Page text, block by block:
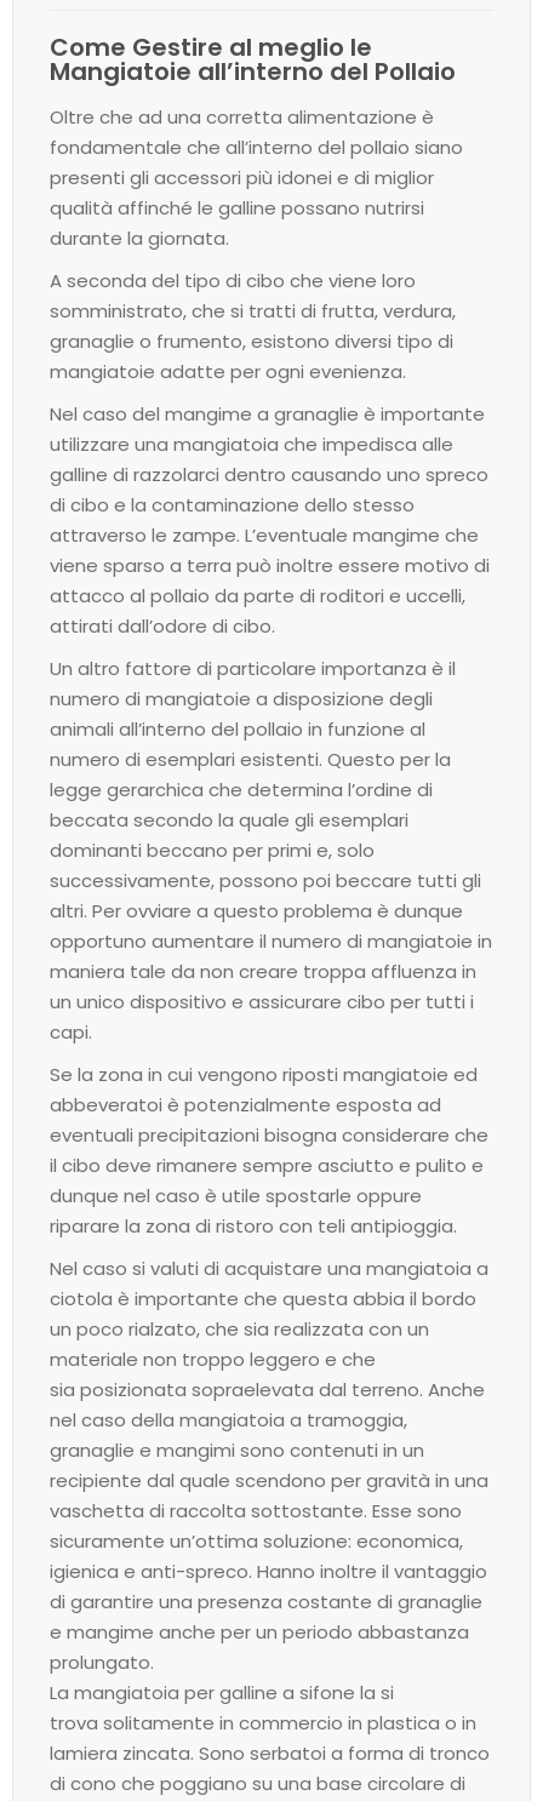
Come Gestire al meglio le
Mangiatoie all’interno del Pollaio
Oltre che ad una corretta alimentazione è
fondamentale che all’interno del pollaio siano
presenti gli accessori più idonei e di miglior
qualità affinché le galline possano nutrirsi
durante la giornata.
A seconda del tipo di cibo che viene loro
somministrato, che si tratti di frutta, verdura,
granaglie o frumento, esistono diversi tipo di
mangiatoie adatte per ogni evenienza.
Nel caso del mangime a granaglie è importante
utilizzare una mangiatoia che impedisca alle
galline di razzolarci dentro causando uno spreco
di cibo e la contaminazione dello stesso
attraverso le zampe. L’eventuale mangime che
viene sparso a terra può inoltre essere motivo di
attacco al pollaio da parte di roditori e uccelli,
attirati dall’odore di cibo.
Un altro fattore di particolare importanza è il
numero di mangiatoie a disposizione degli
animali all’interno del pollaio in funzione al
numero di esemplari esistenti. Questo per la
legge gerarchica che determina l’ordine di
beccata secondo la quale gli esemplari
dominanti beccano per primi e, solo
successivamente, possono poi beccare tutti gli
altri. Per ovviare a questo problema è dunque
opportuno aumentare il numero di mangiatoie in
maniera tale da non creare troppa affluenza in
un unico dispositivo e assicurare cibo per tutti i
capi.
Se la zona in cui vengono riposti mangiatoie ed
abbeveratoi è potenzialmente esposta ad
eventuali precipitazioni bisogna considerare che
il cibo deve rimanere sempre asciutto e pulito e
dunque nel caso è utile spostarle oppure
riparare la zona di ristoro con teli antipioggia.
Nel caso si valuti di acquistare una mangiatoia a
ciotola è importante che questa abbia il bordo
un poco rialzato, che sia realizzata con un
materiale non troppo leggero e che
sia posizionata sopraelevata dal terreno. Anche
nel caso della mangiatoia a tramoggia,
granaglie e mangimi sono contenuti in un
recipiente dal quale scendono per gravità in una
vaschetta di raccolta sottostante. Esse sono
sicuramente un’ottima soluzione: economica,
igienica e anti-spreco. Hanno inoltre il vantaggio
di garantire una presenza costante di granaglie
e mangime anche per un periodo abbastanza
prolungato.
La mangiatoia per galline a sifone la si
trova solitamente in commercio in plastica o in
lamiera zincata. Sono serbatoi a forma di tronco
di cono che poggiano su una base circolare di